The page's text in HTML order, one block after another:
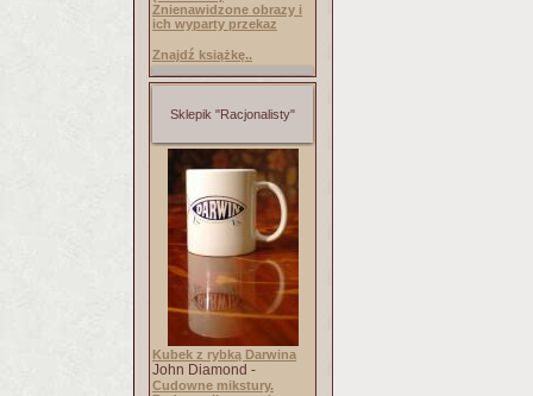
Znienawidzone obrazy i
ich wyparty przekaz
Znajdź książkę..
Sklepik "Racjonalisty"
Kubek z rybką Darwina
John Diamond -
Cudowne mikstury.